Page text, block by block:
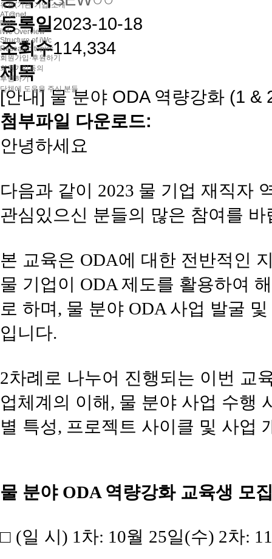
유관(기관·기업)소개
AT@net
IWC
iWc Overview
Structure of iWc
Research topics
회원가입·후원하기
회원가입동의
후원하기
단체에 도움을 주신 분들
등록일2023-10-18
조회수114,334
제목
[안내] 물 분야 ODA 역량강화 (1 &
첨부파일 다운로드:
안녕하세요
다음과 같이 2023 물 기업 재직자
관심있으신 분들의 많은 참여를 바
본 교육은 ODA에 대한 전반적인
물 기업이 ODA 제도를 활용하여
로 하며, 물 분야 ODA 사업 발굴
입니다.
2차례로 나누어 진행되는 이번 교
업체계의 이해, 물 분야 사업 수행
별 특성, 프로젝트 사이클 및 사업
물 분야 ODA 역량강화 교육생 모
□ (일 시) 1 차: 10월 25일(수) 2차: 11